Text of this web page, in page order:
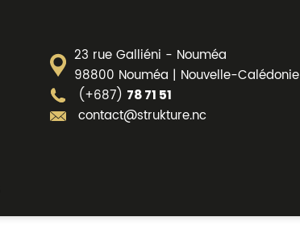
23 rue Galliéni - Nouméa
98800 Nouméa | Nouvelle-Calédonie
(+687) 78 71 51
contact@strukture.nc